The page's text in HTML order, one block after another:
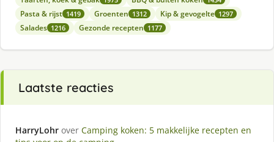
Pasta & rijst 1419 Groenten 1312 Kip & gevogelte 1297
Salades 1216 Gezonde recepten 1177
Laatste reacties
HarryLohr over Camping koken: 5 makkelijke recepten en